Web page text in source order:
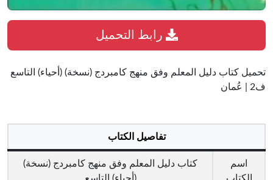
تحميل كتاب دليل المعلم وفق منهج كامبردج (نسخة) (أحياء) التاسع
ف2 | عُمان
تفاصيل الكتاب
اسم
كتاب دليل المعلم وفق منهج كامبردج (نسخة)